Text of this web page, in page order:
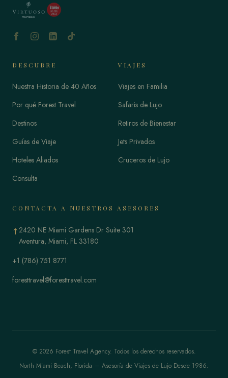
DESCUBRE
Nuestra Historia de 40 Años
Por qué Forest Travel
Destinos
Guías de Viaje
Hoteles Aliados
Consulta
VIAJES
Viajes en Familia
Safaris de Lujo
Retiros de Bienestar
Jets Privados
Cruceros de Lujo
CONTACTA A NUESTROS ASESORES
↑2420 NE Miami Gardens Dr Suite 301
Aventura, Miami, FL 33180
+1 (786) 751 8771
foresttravel@foresttravel.com
© 2026 Forest Travel Agency. Todos los derechos reservados.
North Miami Beach, Florida — Asesoría de Viajes de Lujo Desde 1986.